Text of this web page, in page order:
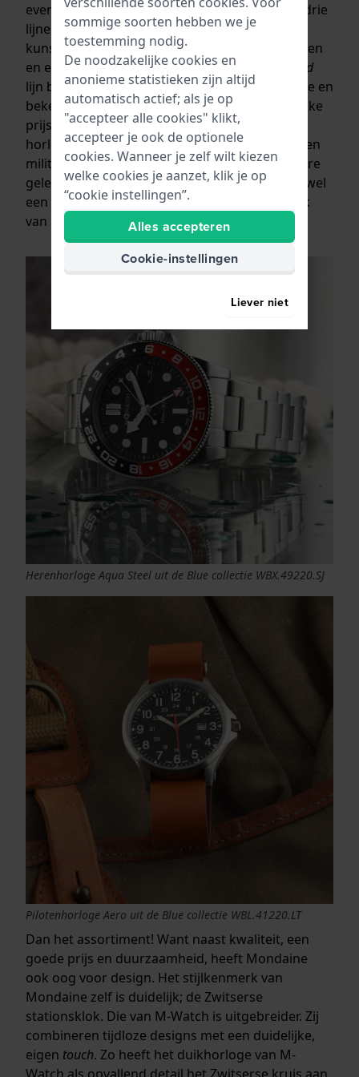
everyone”. Het assortiment is opgebouwd uit drie
lijnen: DeYellowlijn is een collectie kleurrijke,
kunststof horloges die tegen een stootje kunnen
en een trendy designuitstraling hebben. De
Red
lijn bestaat uit horloges gebaseerd op klassieke en
bekende horlogedesigns voor een aantrekkelijke
prijs. En deBluelijn is een sportieve categorie
horloges met daarin duikers, pilotenhorloges en
militaire horloges. Zo heeft M-Watch voor iedere
gelegenheid en situatie uit het dagelijks leven wel
een bijpassend horloge binnen het handbereik
van elke portemonnee.
Herenhorloge Aqua Steel uit de Blue collectie WBX.49220.SJ
Pilotenhorloge Aero uit de Blue collectie WBL.41220.LT
Dan het assortiment! Want naast kwaliteit, een
goede prijs en duurzaamheid, heeft Mondaine
ook oog voor design. Het stijlkenmerk van
Mondaine zelf is duidelijk; de Zwitserse
stationsklok. Die van M-Watch is uitgebreider. Zij
combineren tijdloze designs met een duidelijke,
eigen touch. Zo heeft het duikhorloge van M-
sommige soorten hebben we je
toestemming nodig.
De noodzakelijke cookies en
anonieme statistieken zijn altijd
automatisch actief; als je op
"accepteer alle cookies" klikt,
accepteer je ook de optionele
cookies. Wanneer je zelf wilt kiezen
welke cookies je aanzet, klik je op
“cookie instellingen”.
Alles accepteren
Cookie-instellingen
Liever niet